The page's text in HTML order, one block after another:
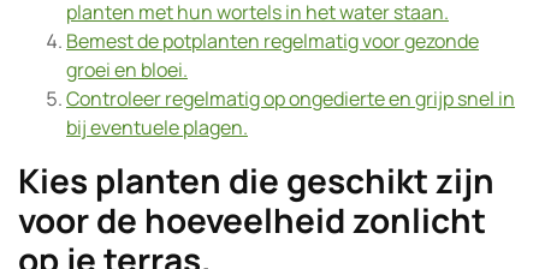
planten met hun wortels in het water staan.
Bemest de potplanten regelmatig voor gezonde
groei en bloei.
Controleer regelmatig op ongedierte en grijp snel in
bij eventuele plagen.
Kies planten die geschikt zijn
voor de hoeveelheid zonlicht
op je terras.